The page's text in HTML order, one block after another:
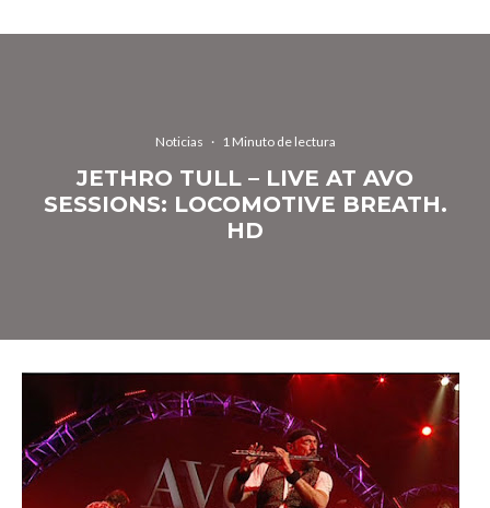
Noticias · 1 Minuto de lectura
JETHRO TULL – LIVE AT AVO
SESSIONS: LOCOMOTIVE BREATH.
HD